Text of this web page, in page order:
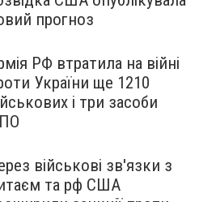
прогноз
РФ втратила на війні
України ще 1210
і три засоби
військові зв'язки з
та рф США